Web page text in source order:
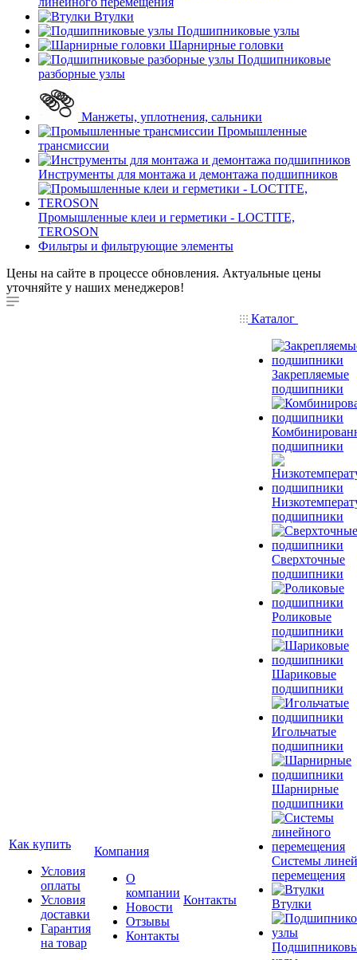
Втулки
Подшипниковые узлы
Шарнирные головки
Подшипниковые
разборные узлы
Манжеты, уплотнения, сальники
Промышленные
трансмиссии
Инструменты для монтажа и демонтажа подшипников
Промышленные клеи и герметики - LOCTITE,
TEROSON
Фильтры и фильтрующие элементы
Цены на сайте в процессе обновления. Актуальные цены
уточняйте у наших менеджеров!
Как купить
Условия
оплаты
Условия
доставки
Гарантия
на товар
Компания
О
компании
Новости
Отзывы
Контакты
Контакты
Каталог
Закрепляемые
подшипники
подшипники
подшипники
Сверхточные
подшипники
Роликовые
подшипники
Шариковые
подшипники
Игольчатые
подшипники
Шарнирные
подшипники
Системы
перемещения
Втулки